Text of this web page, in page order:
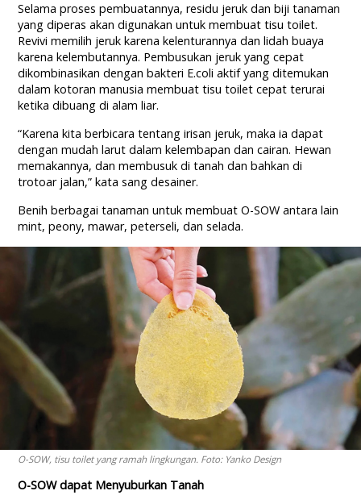
Selama proses pembuatannya, residu jeruk dan biji tanaman
yang diperas akan digunakan untuk membuat tisu toilet.
Revivi memilih jeruk karena kelenturannya dan lidah buaya
karena kelembutannya. Pembusukan jeruk yang cepat
dikombinasikan dengan bakteri E.coli aktif yang ditemukan
dalam kotoran manusia membuat tisu toilet cepat terurai
ketika dibuang di alam liar.
“Karena kita berbicara tentang irisan jeruk, maka ia dapat
dengan mudah larut dalam kelembapan dan cairan. Hewan
memakannya, dan membusuk di tanah dan bahkan di
trotoar jalan,” kata sang desainer.
Benih berbagai tanaman untuk membuat O-SOW antara lain
mint, peony, mawar, peterseli, dan selada.
O-SOW, tisu toilet yang ramah lingkungan. Foto: Yanko Design
O-SOW dapat Menyuburkan Tanah